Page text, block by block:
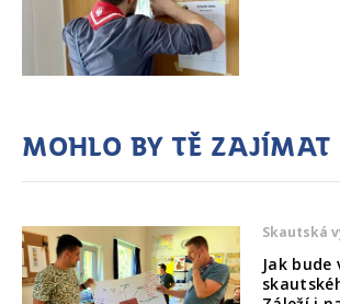
Mohlo by tě zajímat
Skautská
Jak